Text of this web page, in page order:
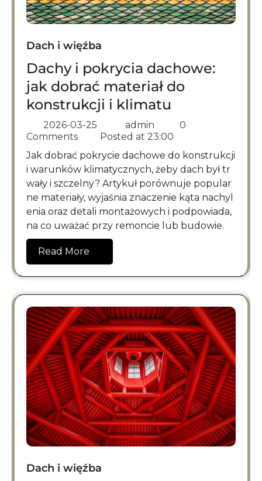
Dach i więźba
Dachy i pokrycia dachowe:
jak dobrać materiał do
konstrukcji i klimatu
2026-03-25 admin
0
Comments
Posted at 23:00
Jak dobrać pokrycie dachowe do konstrukcji
i warunków klimatycznych, żeby dach był tr
wały i szczelny? Artykuł porównuje popular
ne materiały, wyjaśnia znaczenie kąta nachyl
enia oraz detali montażowych i podpowiada,
na co uważać przy remoncie lub budowie.
Read More
Dach i więźba